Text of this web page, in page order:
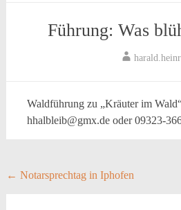
Führung: Was
Waldführung zu „Kräuter im
hhalbleib@gmx.de oder 09323-
Post
← Notarsprechtag in Iphofen